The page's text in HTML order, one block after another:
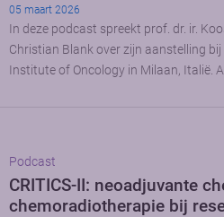
05 maart 2026
In deze podcast spreekt prof. dr. ir.
Christian Blank over zijn aanstelling
Institute of Oncology in Milaan, Italië.
Podcast
CRITICS-II: neoadjuvante
chemoradiotherapie bij